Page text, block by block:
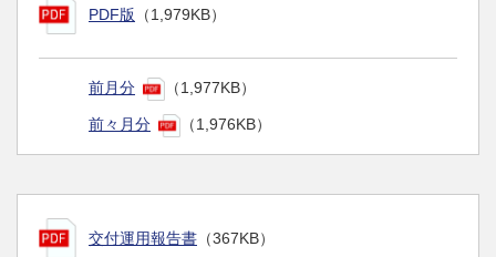
PDF版 （1,979KB）
前月分 （1,977KB）
前々月分 （1,976KB）
交付運用報告書 （367KB）